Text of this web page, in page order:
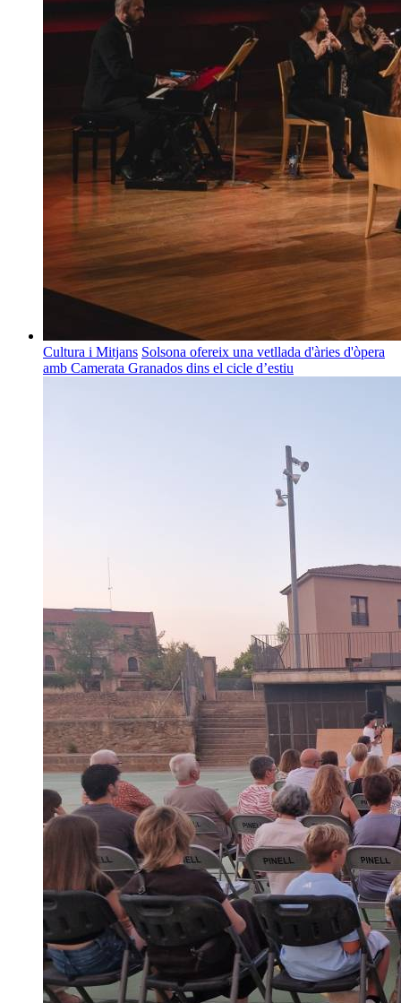
Cultura i Mitjans Solsona ofereix una vetllada d'àries d'òpera
amb Camerata Granados dins el cicle d’estiu